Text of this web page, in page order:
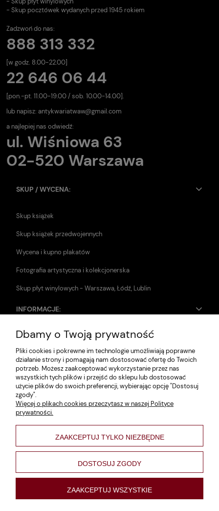
- Skup pocztówek wydanych przed 1945 rokiem
Zadzwoń do nas:
888 313 332
[w godz. 8.00-22.00]
22 646 06 44
[pon.-pt. 11.00-19.00 / sob. 10.00-14.00].
lub napisz: antykwariatwaw@gmail.com
a najlepiej nas odwiedź:
ul. Wiśniowa 63
02-520 Warszawa
SKUP / WYCENA:
Skup książek
Skup książek przedwojennych
Wycena i kupno plakatów
Fotografia artystyczna i kolekcjonerska
Skup płyt winylowych - Warszawa, Łódź, Lublin
INFORMACJE:
Zwroty i reklamacje
Dane firmy
Jak szukać?
Polityka prywatności
Regulamin
Poltyka cookies
varsaviana
Nowości
Dbamy o Twoją prywatność
Pliki cookies i pokrewne im technologie umożliwiają poprawne
działanie strony i pomagają nam dostosować ofertę do Twoich
potrzeb. Możesz zaakceptować wykorzystanie przez nas
wszystkich tych plików i przejść do sklepu lub dostosować
użycie plików do swoich preferencji, wybierając opcję "Dostosuj
zgody".
Więcej o plikach cookies przeczytasz w naszej Polityce
prywatności.
ZAAKCEPTUJ TYLKO NIEZBĘDNE
DOSTOSUJ ZGODY
ZAAKCEPTUJ WSZYSTKIE